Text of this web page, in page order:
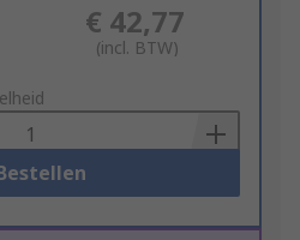
€ 42,77
(incl. BTW)